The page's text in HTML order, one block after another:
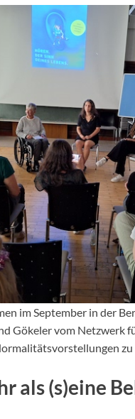
im September in der
Gökeler vom Netzwerk
als (s)eine